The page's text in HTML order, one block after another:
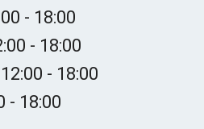
- 18:00
- 18:00
- 18:00
- 18:00